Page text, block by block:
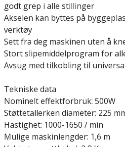
godt grep i alle stillinger
Akselen kan byttes på
verktøy
Sett fra deg maskinen uten å
Stort slipemiddelprogram for
Avsug med tilkobling til
Tekniske data
Nominelt effektforbruk: 500W
Støttetallerken diameter: 225
Hastighet: 1000-1650 / min
Mulige maskinlengder: 1,6 m